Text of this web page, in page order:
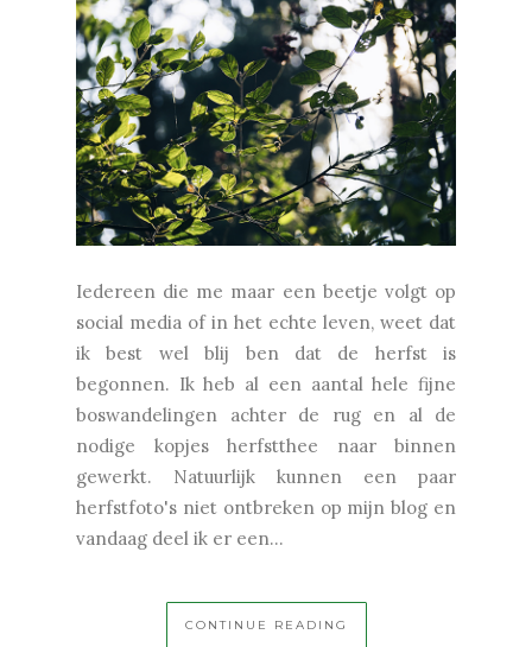
Iedereen die me maar een beetje volgt op
social media of in het echte leven, weet dat
ik best wel blij ben dat de herfst is
begonnen. Ik heb al een aantal hele fijne
boswandelingen achter de rug en al de
nodige kopjes herfstthee naar binnen
gewerkt. Natuurlijk kunnen een paar
herfstfoto's niet ontbreken op mijn blog en
vandaag deel ik er een...
CONTINUE READING